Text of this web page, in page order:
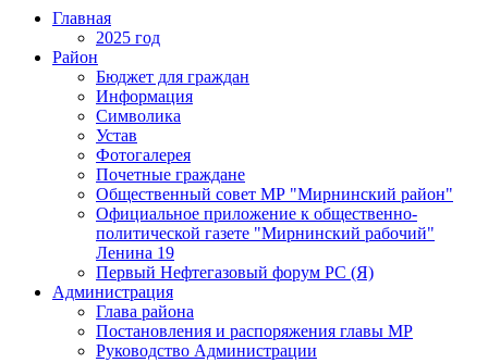
Главная
2025 год
Район
Бюджет для граждан
Информация
Символика
Устав
Фотогалерея
Почетные граждане
Общественный совет МР "Мирнинский район"
Официальное приложение к общественно-
политической газете "Мирнинский рабочий"
Ленина 19
Первый Нефтегазовый форум РС (Я)
Администрация
Глава района
Постановления и распоряжения главы МР
Руководство Администрации